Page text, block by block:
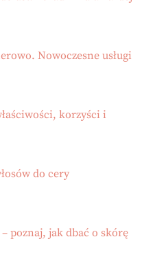
Nowoczesne usługi
korzyści i
do cery
poznaj, jak dbać o skórę